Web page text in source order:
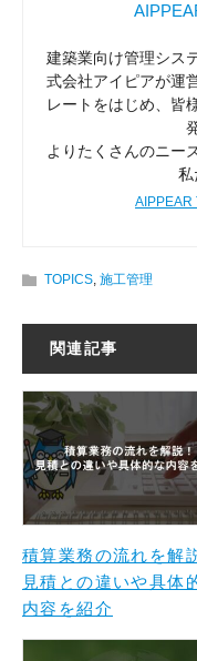
建築業向け管理シス
式会社アイピアが運
レートをはじめ、皆
よりたくさんのニー
私
AIPPEAR
TOPICS, 施工管理
関連記事
積算業務の流れを解
見積との違いや具体
内容を紹介